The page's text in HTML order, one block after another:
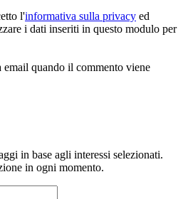
l'informativa sulla privacy ed
i dati inseriti in questo modulo per
quando il commento viene
in base agli interessi selezionati.
in ogni momento.